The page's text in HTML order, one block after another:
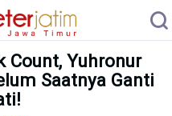
Count, Yuhronur
Saatnya Ganti